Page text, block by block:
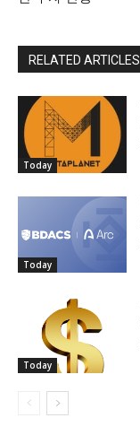
RELATED ARTICLES
Today
Today
Today